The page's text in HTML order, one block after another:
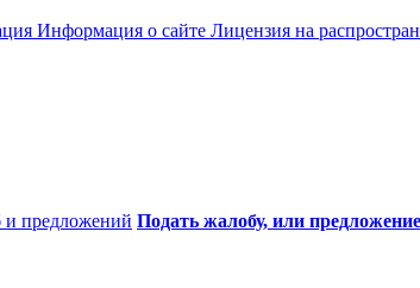
Информация о сайте Лицензия на
предложений Подать жалобу, или предложение